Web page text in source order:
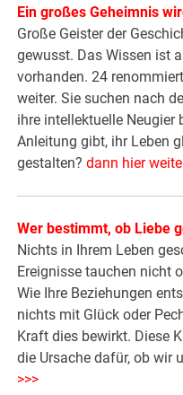
Ein großes Geheimnis
Große Geister der
gewusst. Das Wissen ist
vorhanden. 24
weiter. Sie suchen nach
ihre intellektuelle Neugier
Anleitung gibt, ihr Leben
gestalten?dann hier
Wer bestimmt, ob Liebe
Nichts in Ihrem Leben
Ereignisse tauchen nicht
Wie Ihre Beziehungen
nichts mit Glück oder
Kraft dies bewirkt. Diese
die Ursache dafür, ob wir
>>>